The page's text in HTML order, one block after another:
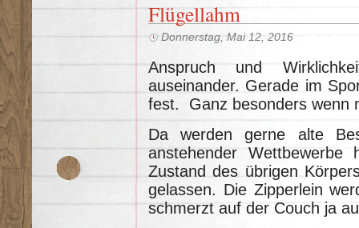
Flügellahm
Donnerstag, Mai 12, 2016
Anspruch und
auseinander. Gerade im
fest. Ganz besonders wenn
Da werden gerne alte
anstehender Wettbewerbe
Zustand des übrigen
gelassen. Die Zipperlein
schmerzt auf der Couch ja